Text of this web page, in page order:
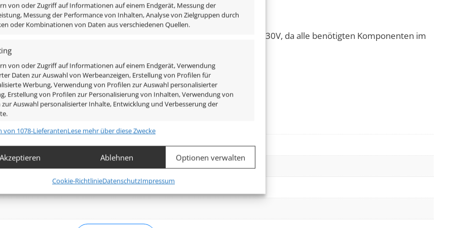
von oder Zugriff auf Informationen auf einem Endgerät, Messung der
Messung der Performance von Inhalten, Analyse von Zielgruppen durch
oder Kombinationen von Daten aus verschiedenen Quellen.
von oder Zugriff auf Informationen auf einem Endgerät, Verwendung
Daten zur Auswahl von Werbeanzeigen, Erstellung von Profilen für
Werbung, Verwendung von Profilen zur Auswahl personalisierter
Erstellung von Profilen zur Personalisierung von Inhalten, Verwendung von
zur Auswahl personalisierter Inhalte, Entwicklung und Verbesserung der
und Kombination von Daten aus unterschiedlichen Quellen,
verschiedener Endgeräte, Identifikation von Endgeräten
der Sicherheit, Verhinderung und Aufdeckung von
und Inhalten.
von 1078-LieferantenLese mehr über diese Zwecke
Akzeptieren Ablehnen Optionen verwalten
Cookie-RichtlinieDatenschutzImpressum
Reflektor, ist austauschbar und ist direkt anschlussfertig an 230V, da alle benötigten Komponenten im
anthrazit